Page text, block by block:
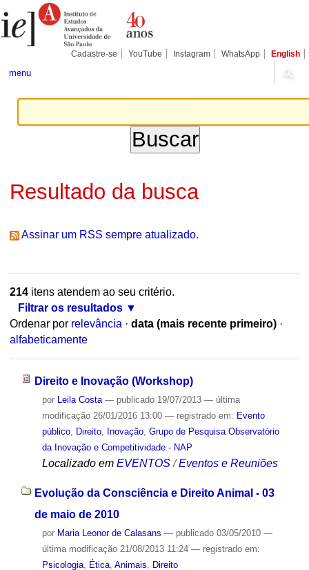
para
conteúdo.
Pessoais
Cadastre-se YouTube Instagram WhatsApp English
menu
Resultado da busca
Assinar um RSS sempre atualizado.
214itens atendem ao seu critério.
Filtrar os resultados
Ordenar por relevância · data (mais recente primeiro) ·
alfabeticamente
Direito e Inovação (Workshop)
por Leila Costa — publicado19/07/2013 — última
modificação26/01/2016 13:00 — registrado em: Evento
público, Direito, Inovação, Grupo de Pesquisa Observatório
da Inovação e Competitividade - NAP
Localizado em EVENTOS /Eventos e Reuniões
Evolução da Consciência e Direito Animal - 03
de maio de 2010
por Maria Leonor de Calasans — publicado03/05/2010 —
última modificação21/08/2013 11:24 — registrado em:
Psicologia, Ética, Animais Direito